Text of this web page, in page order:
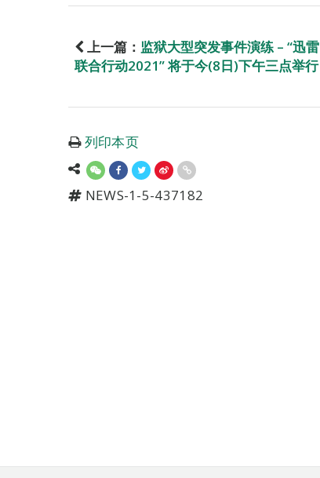
上一篇： 监狱大型突发事件演练 – “迅雷
联合行动2021” 将于今(8日)下午三点举行
列印本页
NEWS-1-5-437182